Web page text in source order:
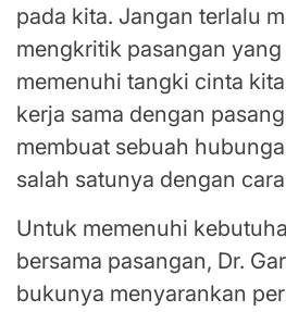
pada kita. Jangan terlalu
mengkritik pasangan
memenuhi tangki cinta
kerja sama dengan
membuat sebuah
salah satunya dengan
Untuk memenuhi
bersama pasangan, Dr.
bukunya menyarankan